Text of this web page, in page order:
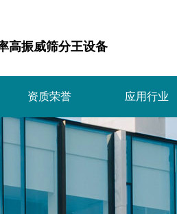
高振威筛分王设备
资质荣誉 应用行业